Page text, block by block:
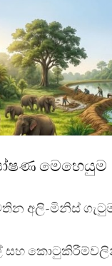
මෙහෙයුම
අලි-මිනිස්
සහ